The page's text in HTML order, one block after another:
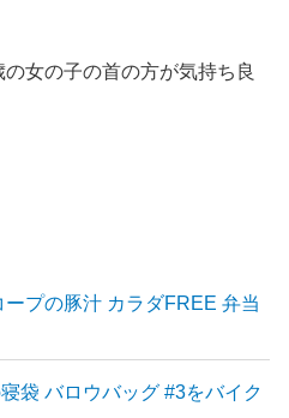
女の子の首の方が気持ち良
プの豚汁 カラダFREE 弁当
袋 バロウバッグ #3をバイク